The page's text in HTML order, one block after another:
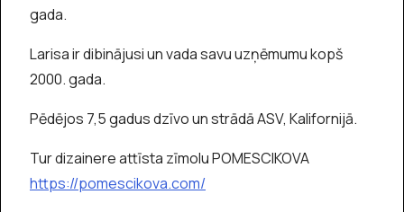
gada.
Larisa ir dibinājusi un vada savu uzņēmumu kopš
2000. gada.
Pēdējos 7,5 gadus dzīvo un strādā ASV, Kalifornijā.
Tur dizainere attīsta zīmolu POMESCIKOVA
https://pomescikova.com/